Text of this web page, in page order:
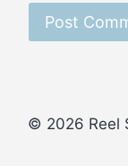
© 2026 Reel